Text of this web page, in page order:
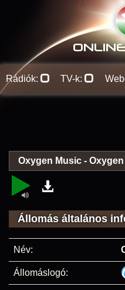
Rádiók: TV-k:
Oxygen Music -
Állomás általános
Név:
Állomáslogó: